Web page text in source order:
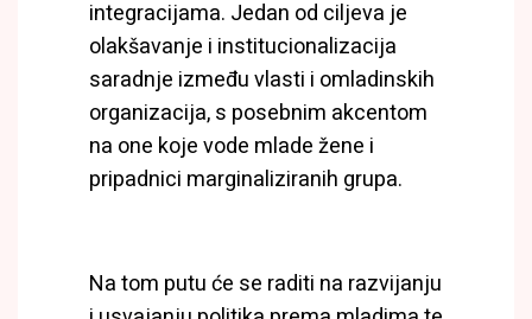
integracijama. Jedan od ciljeva je
olakšavanje i institucionalizacija
saradnje između vlasti i omladinskih
organizacija, s posebnim akcentom
na one koje vode mlade žene i
pripadnici marginaliziranih grupa.
Na tom putu će se raditi na razvijanju